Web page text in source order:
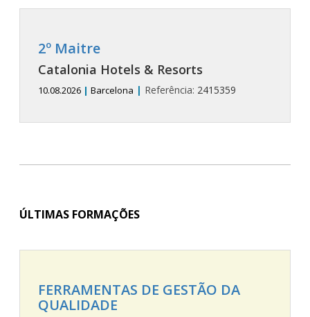
2º Maitre
Catalonia Hotels & Resorts
10.08.2026 | Barcelona | Referência: 2415359
ÚLTIMAS FORMAÇÕES
FERRAMENTAS DE GESTÃO DA
QUALIDADE